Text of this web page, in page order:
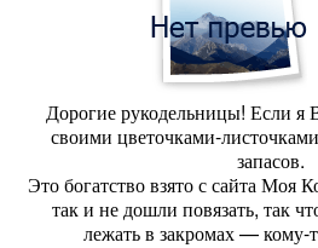
Дорогие рукодельницы! Если я
своими цветочками-
запасов.
Это богатство взято с сайта Моя
так и не дошли повязать, так
лежать в закромах — кому-